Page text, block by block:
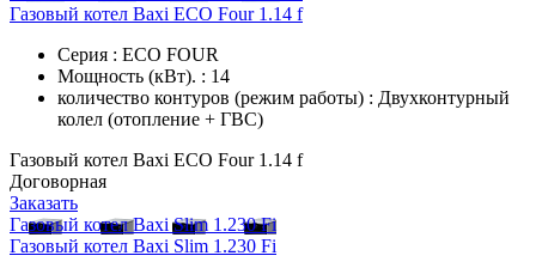
Газовый котел Baxi ECO Four 1.14 f
Серия : ECO FOUR
Мощность (кВт). : 14
количество контуров (режим работы) : Двухконтурный
колел (отопление + ГВС)
Газовый котел Baxi ECO Four 1.14 f
Договорная
Заказать
Газовый котел Baxi Slim 1.230 Fi
Газовый котел Baxi Slim 1.230 Fi